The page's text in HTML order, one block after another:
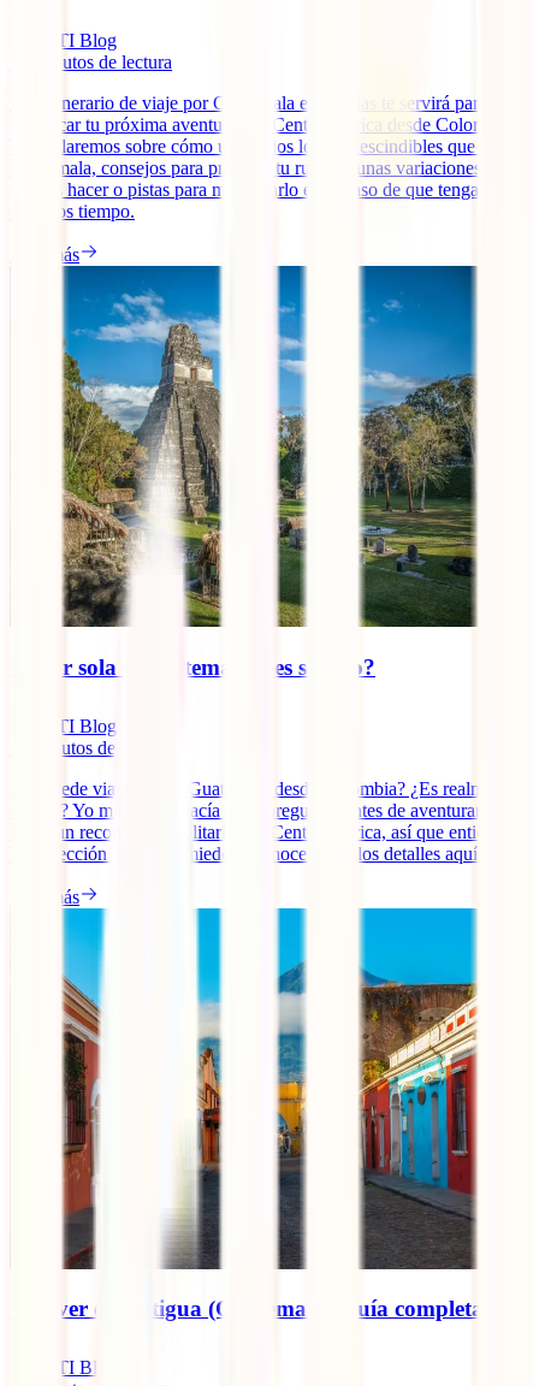
IATI Blog
minutos de lectura
Este itinerario de viaje por Guatemala en 15 días te servirá para
planificar tu próxima aventura por Centroamérica desde Colombia.
Te hablaremos sobre cómo unir todos los imprescindibles que ver en
Guatemala, consejos para preparar tu ruta, algunas variaciones que
puedes hacer o pistas para modificarlo en el caso de que tengas más
o menos tiempo.
Leer más
Viajar sola a Guatemala, ¿es seguro?
IATI Blog
minutos de lectura
¿Se puede viajar sola a Guatemala desde Colombia? ¿Es realmente
seguro? Yo misma me hacía estas preguntas antes de aventurarme a
hacer un recorrido en solitario por Centroamérica, así que entiendo a
la perfección todos tus miedos. Conoce todos los detalles aquí.
Leer más
Qué ver en Antigua (Guatemala): guía completa
IATI Blog